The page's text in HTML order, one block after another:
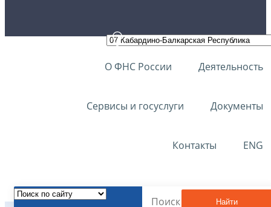
О ФНС России Деятельность
Сервисы и госуслуги Документы
Контакты ENG
Найти